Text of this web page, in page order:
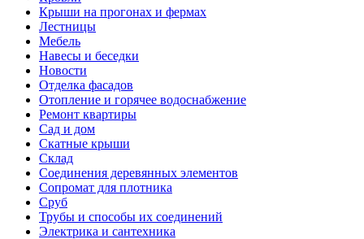
Крыши на прогонах и фермах
Лестницы
Мебель
Навесы и беседки
Новости
Отделка фасадов
Отопление и горячее водоснабжение
Ремонт квартиры
Сад и дом
Скатные крыши
Склад
Соединения деревянных элементов
Сопромат для плотника
Сруб
Трубы и способы их соединений
Электрика и сантехника